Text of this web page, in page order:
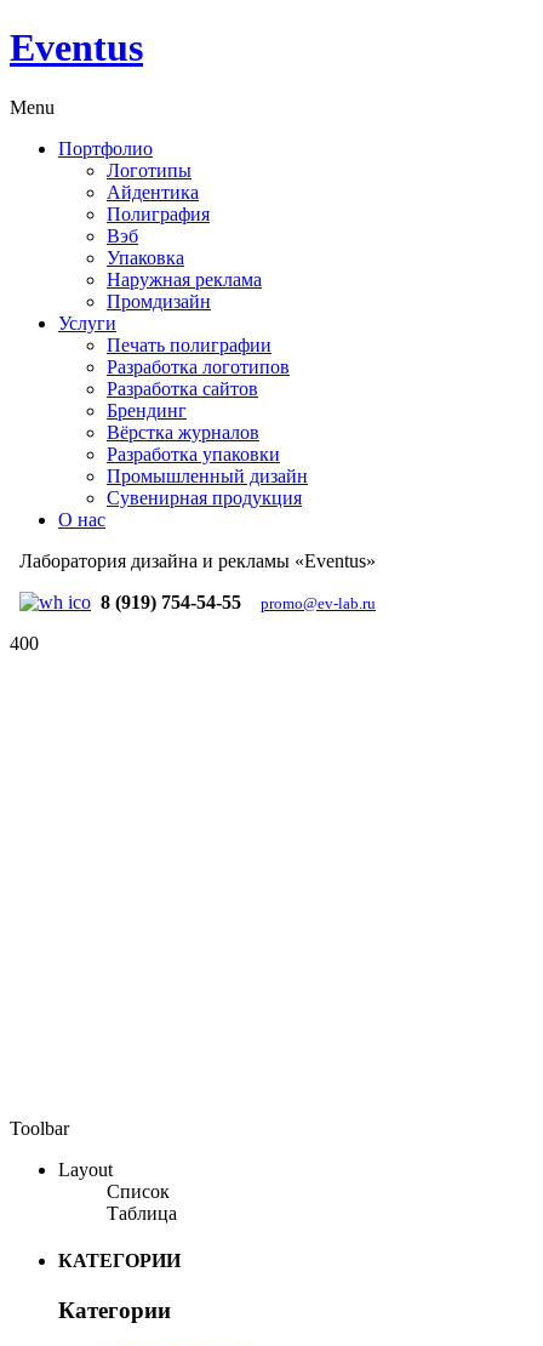
Eventus
Menu
Портфолио
Логотипы
Айдентика
Полиграфия
Вэб
Упаковка
Наружная реклама
Промдизайн
Услуги
Печать полиграфии
Разработка логотипов
Разработка сайтов
Брендинг
Вёрстка журналов
Разработка упаковки
Промышленный дизайн
Сувенирная продукция
О нас
Лаборатория дизайна и рекламы «Eventus»
8 (919) 754-54-55
promo@ev-lab.ru
400
Toolbar
Layout
Список
Таблица
КАТЕГОРИИ
Категории